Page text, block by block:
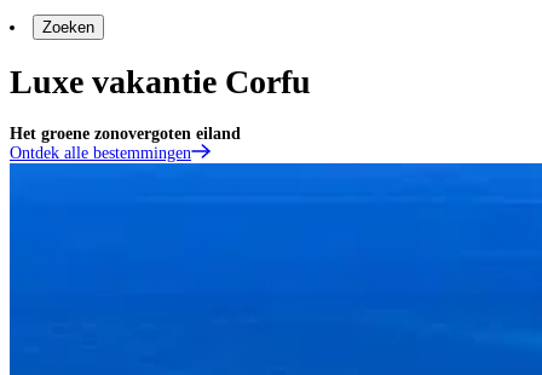
Zoeken
Luxe vakantie Corfu
Het groene zonovergoten eiland
Ontdek alle bestemmingen